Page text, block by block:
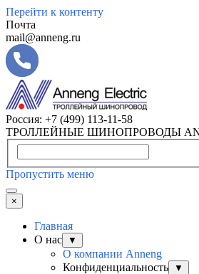
Перейти к контенту
Почта
mail@anneng.ru
Россия: +7 (499) 113-11-58
ТРОЛЛЕЙНЫЕ ШИНОПРОВОДЫ
Пропустить меню
×
Главная
О нас
▼
О компании Anneng
Конфиденциальность
▼